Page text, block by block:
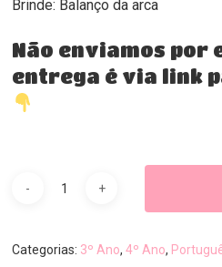
Brinde: Balanço da arca
Não enviamos por
entrega é via link
Categorias: 3º Ano,4º Ano,